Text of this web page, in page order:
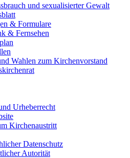
und sexualisierter Gewalt
& Formulare
& Fernsehen
Wahlen zum Kirchenvorstand
Urheberrecht
Kirchenaustritt
Datenschutz
Autorität